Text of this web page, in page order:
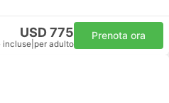
USD 775
incluse per adulto
Prenota ora